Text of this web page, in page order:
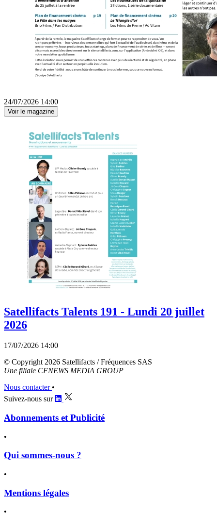
24/07/2026 14:00
Voir le magazine
Satellifacts Talents 191 - Lundi 20 juillet
2026
17/07/2026 14:00
© Copyright 2026 Satellifacts / Fréquences SAS
Une filiale CFNEWS MEDIA GROUP
Nous contacter •
Suivez-nous sur
Abonnements et Publicité
•
Qui sommes-nous ?
•
Mentions légales
•